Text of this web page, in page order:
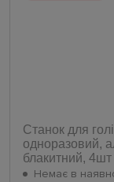
Станок для
одноразовий,
блакитний, 4шт
Немає в